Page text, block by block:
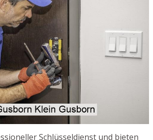
Schlüsseldienst und bieten